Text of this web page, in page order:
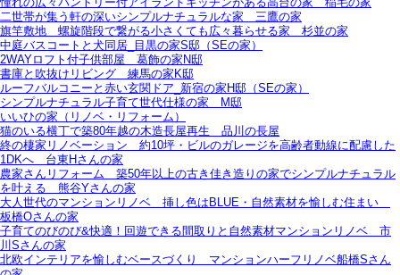
二世帯が集う軒の深いシンプルナチュラルな家＿三鷹の家
旗竿敷地＿螺旋階段で繋がる小さくても広々暮らせる家＿杉並の家
中庭バスコートと犬同居_目黒の家S邸（SEの家）
2WAYロフト付子供部屋＿葛飾の家N邸
書庫と吹抜けリビング 練馬の家K邸
ルーフバルコニーと赤い玄関ドア_新宿の家H邸（SEの家）
シンプルナチュラル子育て世代仕様の家 M邸
いいひの家（リノベ・リフォーム）
猫のいる横丁で築80年越の木造長屋再生＿品川の長屋
終の棲家リノベーション＿約10坪・ビルのガレージを高齢者動線に配慮した
1DKへ＿台東Hさんの家
農家さんリフォーム＿築50年以上の古き佳き造りの家でシンプルナチュラル
を叶える＿熊谷Yさんの家
大人世代のマンションリノベ＿挿し色はBLUE・自然素材を愉しむ住まい＿
板橋Oさんの家
子育てのびのび&快適！回遊できる間取りと自然素材マンションリノベ＿市
川Sさんの家
北欧インテリアを愉しむベースづくり＿マンションハーフリノベ船橋Sさん